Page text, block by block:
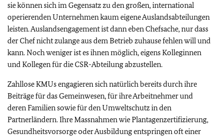
sie können sich im Gegensatz zu den großen, international
operierenden Unternehmen kaum eigene Auslandsabteilungen
leisten. Auslandsengagement ist dann eben Chefsache, nur dass
der Chef nicht zulange aus dem Betrieb zuhause fehlen will und
kann. Noch weniger ist es ihnen möglich, eigens Kolleginnen
und Kollegen für die CSR-Abteilung abzustellen.
Zahllose KMUs engagieren sich natürlich bereits durch ihre
Beiträge für das Gemeinwesen, für ihre Arbeitnehmer und
deren Familien sowie für den Umweltschutz in den
Partnerländern. Ihre Massnahmen wie Plantagenzertifizierung,
Gesundheitsvorsorge oder Ausbildung entspringen oft einer